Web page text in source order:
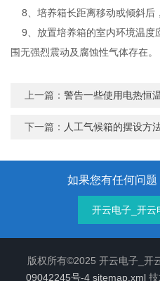
8、培养箱长距离移动或倾斜后
9、放置培养箱的室内环境温度
围无强烈震动及腐蚀性气体存在。
上一篇：警告一些使用电热恒
下一篇： 人工气候箱的摆设方
如果您有任何问题
开云电子_开云
版权所有©2025 开云电子_开
09042245号-4 sitemap.xml技